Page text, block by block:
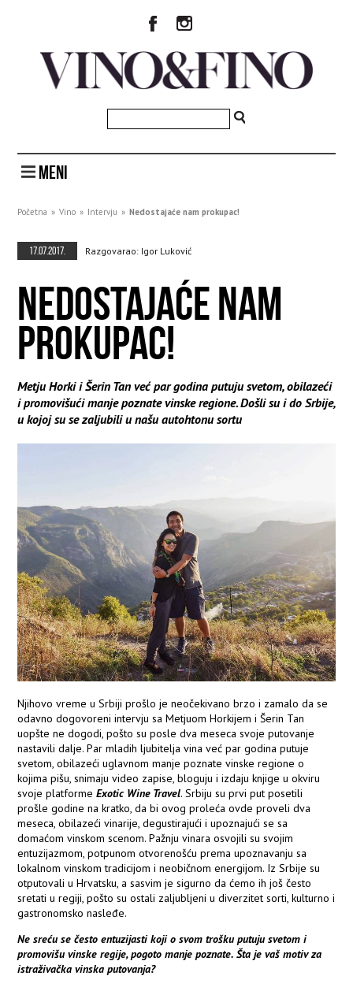
MENI
Početna » Vino » Intervju » Nedostajaće nam prokupac!
17.07.2017. Razgovarao: Igor Luković
NEDOSTAJAĆE NAM
PROKUPAC!
Metju Horki i Šerin Tan već par godina putuju svetom, obilazeći
i promovišući manje poznate vinske regione. Došli su i do Srbije,
u kojoj su se zaljubili u našu autohtonu sortu
Njihovo vreme u Srbiji prošlo je neočekivano brzo i zamalo da se
odavno dogovoreni intervju sa Metjuom Horkijem i Šerin Tan
uopšte ne dogodi, pošto su posle dva meseca svoje putovanje
nastavili dalje. Par mladih ljubitelja vina već par godina putuje
svetom, obilazeći uglavnom manje poznate vinske regione o
kojima pišu, snimaju video zapise, bloguju i izdaju knjige u okviru
svoje platformeExotic Wine Travel. Srbiju su prvi put posetili
prošle godine na kratko, da bi ovog proleća ovde proveli dva
meseca, obilazeći vinarije, degustirajući i upoznajući se sa
domaćom vinskom scenom. Pažnju vinara osvojili su svojim
entuzijazmom, potpunom otvorenošću prema upoznavanju sa
lokalnom vinskom tradicijom i neobičnom energijom. Iz Srbije su
otputovali u Hrvatsku, a sasvim je sigurno da ćemo ih još često
sretati u regiji, pošto su ostali zaljubljeni u diverzitet sorti, kulturno i
gastronomsko nasleđe.
Ne sreću se često entuzijasti koji o svom trošku putuju svetom i
promovišu vinske regije, pogoto manje poznate. Šta je vaš motiv za
istraživačka vinska putovanja?